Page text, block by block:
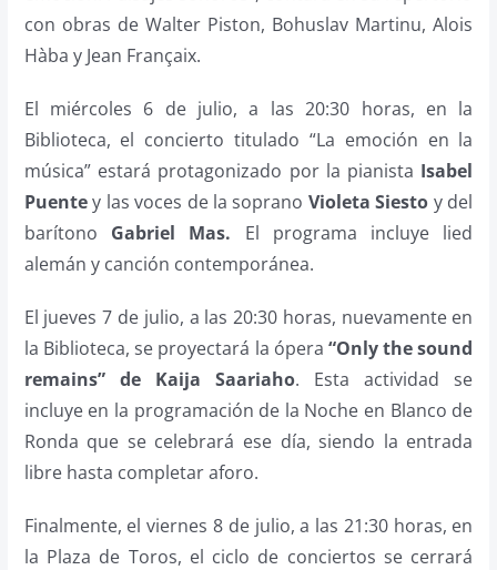
con obras de Walter Piston, Bohuslav Martinu, Alois
Hàba y Jean Françaix.
El miércoles 6 de julio, a las 20:30 horas, en la
Biblioteca, el concierto titulado “La emoción en la
música” estará protagonizado por la pianista Isabel
Puentey las voces de la soprano Violeta Siesto y del
barítono Gabriel Mas. El programa incluye lied
alemán y canción contemporánea.
El jueves 7 de julio, a las 20:30 horas, nuevamente en
la Biblioteca, se proyectará la ópera “Only the sound
remains” de Kaija Saariaho. Esta actividad se
incluye en la programación de la Noche en Blanco de
Ronda que se celebrará ese día, siendo la entrada
libre hasta completar aforo.
Finalmente, el viernes 8 de julio, a las 21:30 horas, en
la Plaza de Toros, el ciclo de conciertos se cerrará